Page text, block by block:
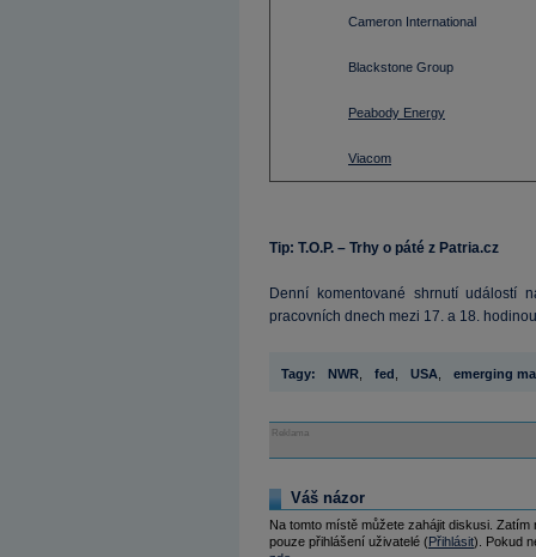
Cameron International
Blackstone Group
Peabody Energy
Viacom
Tip: T.O.P. – Trhy o páté z Patria.cz
Denní komentované shrnutí
pracovních dnech mezi 17. a 18.
Tagy: NWR fed USA emerging
Reklama
Váš názor
Na tomto místě můžete zahájit diskusi.
pouze přihlášení uživatelé (Přihlásit). Pokud